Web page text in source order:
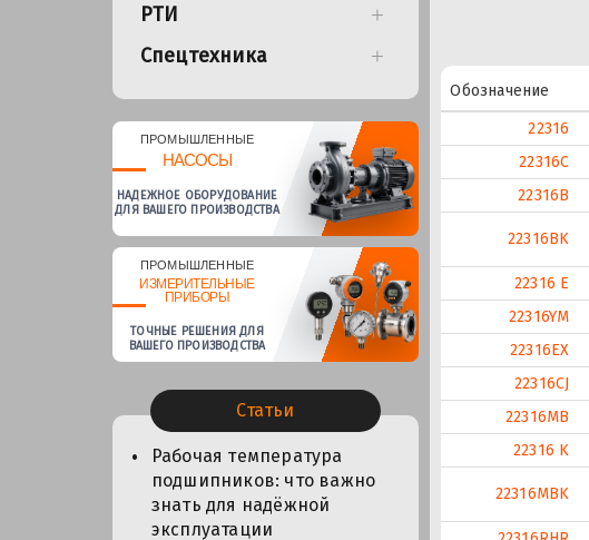
РТИ
Спецтехника
ПРОМЫШЛЕННЫЕ
НАСОСЫ
НАДЕЖНОЕ ОБОРУДОВАНИЕ
ДЛЯ ВАШЕГО ПРОИЗВОДСТВА
ПРОМЫШЛЕННЫЕ
ИЗМЕРИТЕЛЬНЫЕ
ПРИБОРЫ
ТОЧНЫЕ РЕШЕНИЯ ДЛЯ
ВАШЕГО ПРОИЗВОДСТВА
Статьи
Рабочая температура
подшипников: что важно
знать для надёжной
эксплуатации
Обозначение
22316
22316C
22316B
22316BK
22316 E
22316YM
22316EX
22316CJ
22316MB
22316 K
22316MBK